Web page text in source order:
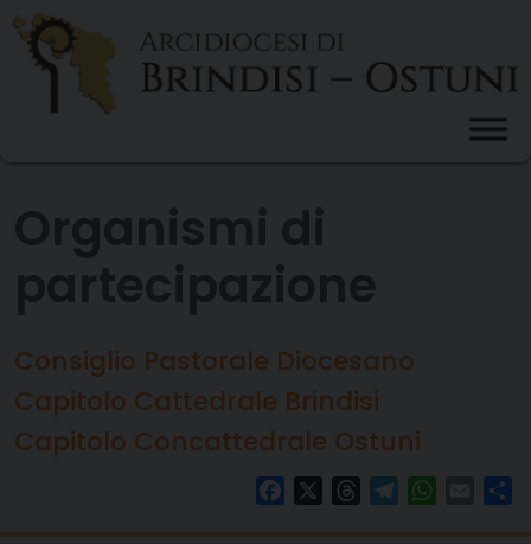
Skip
content
Consiglio Pastorale Diocesano
Capitolo Cattedrale Brindisi
Capitolo Concattedrale Ostuni
FacebookThreadsTelegram Email